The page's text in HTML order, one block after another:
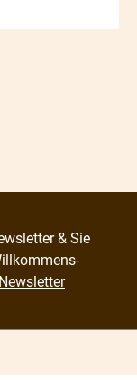
& Sie
Newsletter